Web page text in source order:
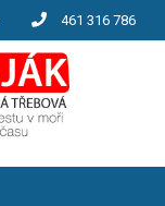
461 316 786